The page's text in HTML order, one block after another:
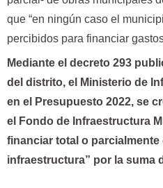
que “en ningún caso el
percibidos para financiar
Mediante el decreto 293
del distrito, el Ministerio de
en el Presupuesto 2022, se
el Fondo de Infraestructura
financiar total o
infraestructura” por la suma